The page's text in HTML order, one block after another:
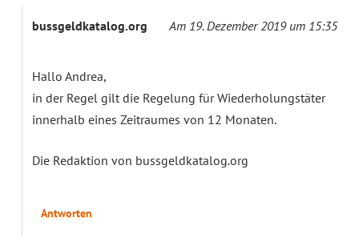
bussgeldkatalog.org Am 19. Dezember 2019 um 15:35
Hallo Andrea,
in der Regel gilt die Regelung für Wiederholungstäter
innerhalb eines Zeitraumes von 12 Monaten.
Die Redaktion von bussgeldkatalog.org
Antworten